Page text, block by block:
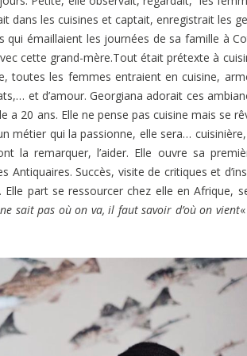
dans les cuisines et captait, enregistrait les
qui émaillaient les journées de sa famille à
cette grand-mère.Tout était prétexte à
toutes les femmes entraient en cuisine,
et d’amour. Georgiana adorait ces
a 20 ans. Elle ne pense pas cuisine mais se
métier qui la passionne, elle sera…
la remarquer, l’aider. Elle ouvre sa
Antiquaires. Succès, visite de critiques et
Elle part se ressourcer chez elle en
sait pas où on va, il faut savoir d’où on vient